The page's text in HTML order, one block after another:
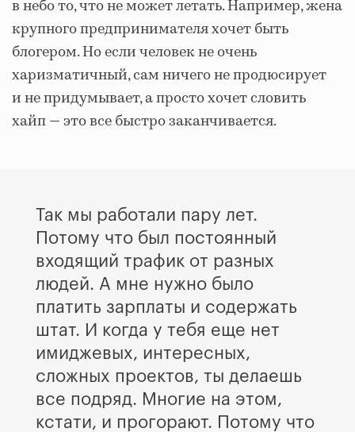
в небо то, что не может летать. Например, жена
крупного предпринимателя хочет быть
блогером. Но если человек не очень
харизматичный, сам ничего не продюсирует
и не придумывает, а просто хочет словить
хайп — это все быстро заканчивается.
Так мы работали пару лет.
Потому что был постоянный
входящий трафик от разных
людей. А мне нужно было
платить зарплаты и содержать
штат. И когда у тебя еще нет
имиджевых, интересных,
сложных проектов, ты делаешь
все подряд. Многие на этом,
кстати, и прогорают. Потому что